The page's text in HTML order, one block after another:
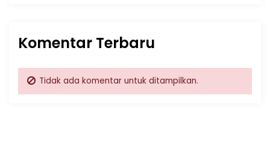
Komentar Terbaru
Tidak ada komentar untuk ditampilkan.